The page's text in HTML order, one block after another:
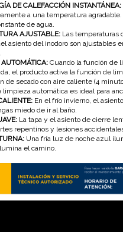
DE CALEFACCIÓN INSTANTÁNEA:
a una temperatura agradable.
de agua.
AJUSTABLE: Las temperaturas
asiento del inodoro son ajustables
Cuando la función de
el producto activa la función de
de secado con aire caliente (4
automática es ideal para
En el frío invierno, el
miedo de ir al baño.
La tapa y el asiento de cierre
repentinos y lesiones
Una fría luz de noche azul
el camino.